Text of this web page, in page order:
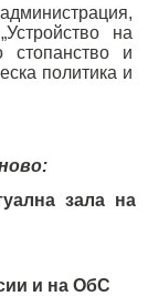
на
стопанство и
политика и
зала на
и на ОбС